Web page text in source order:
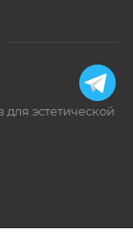
эстетической